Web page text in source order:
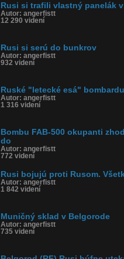
Rusi si trafili vlastný panelák
Autor: angerfistt
12 290 videní
Rusi si serú do bunkrov
Autor: angerfistt
932 videní
Ruské "letecké esá"
Autor: angerfistt
1 316 videní
Bombu FAB-500 okupanti
do
Autor: angerfistt
772 videní
Rusi bojujú proti Rusom.
Autor: angerfistt
1 842 videní
Muničný sklad v Belgorode
Autor: angerfistt
735 videní